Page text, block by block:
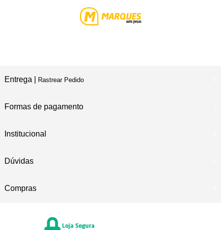
Entrega | Rastrear Pedido
Formas de pagamento
Institucional
Dúvidas
Compras